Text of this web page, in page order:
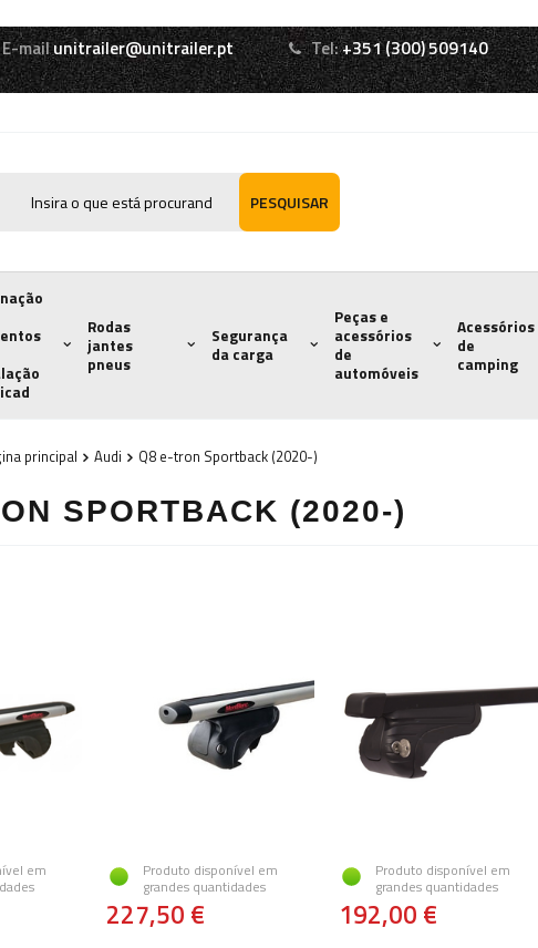
E-mailunitrailer@unitrailer.pt Tel:+351 (300) 509140
PESQUISAR
Rodas
jantes
pneus
Segurança
da carga
Peças e
acessórios
de
automóveis
Acessórios
de
camping
principal Audi Q8 e-tron Sportback (2020-)
SPORTBACK (2020-)
em Produto disponível em
grandes quantidades
227,50 €
Produto disponível em
grandes quantidades
192,00 €